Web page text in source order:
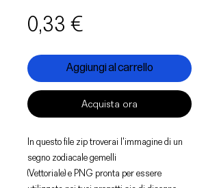
0,33 €
Aggiungi al carrello
Acquista ora
In questo file zip troverai l'immagine di un
segno zodiacale gemelli
(Vettoriale) e PNG pronta per essere